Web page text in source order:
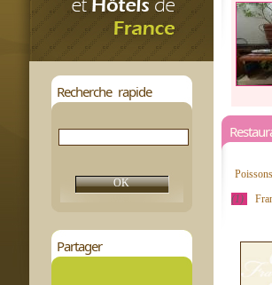
Recherche rapide
Partager
(1)